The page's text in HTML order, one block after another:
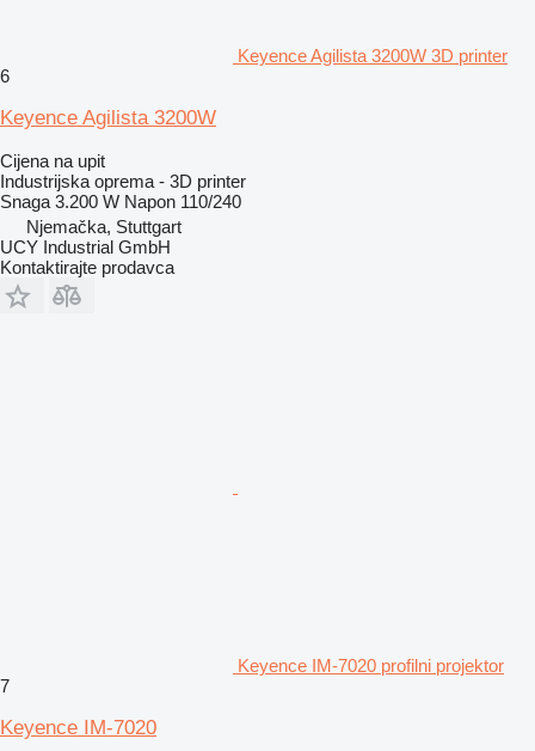
Keyence Agilista 3200W 3D printer
6
Keyence Agilista 3200W
Cijena na upit
Industrijska oprema - 3D printer
Snaga 3.200 W Napon 110/240
Njemačka, Stuttgart
UCY Industrial GmbH
Kontaktirajte prodavca
Keyence IM-7020 profilni projektor
7
Keyence IM-7020